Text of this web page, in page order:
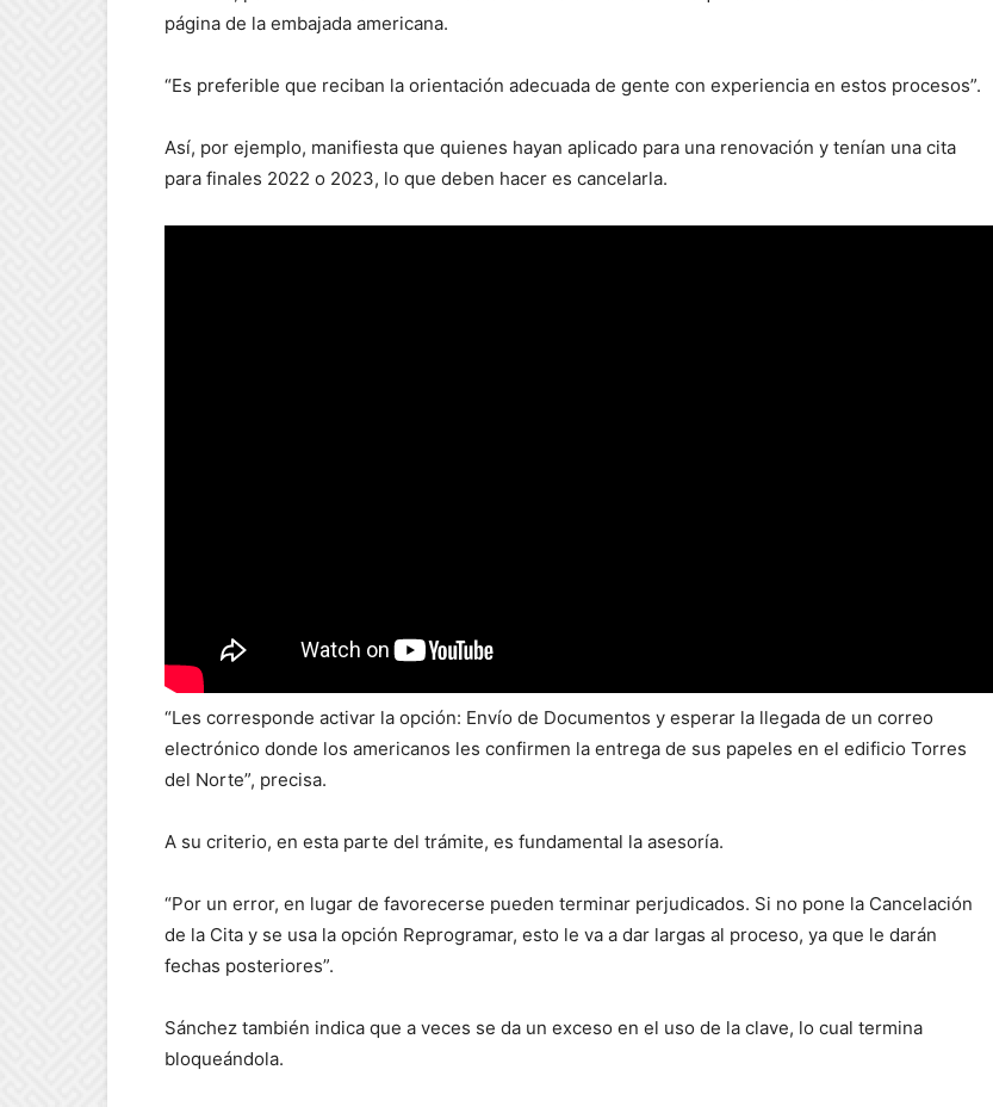
página de la embajada americana.
“Es preferible que reciban la orientación adecuada de gente con experiencia en estos procesos”.
Así, por ejemplo, manifiesta que quienes hayan aplicado para una renovación y tenían una cita
para finales 2022 o 2023, lo que deben hacer es cancelarla.
“Les corresponde activar la opción: Envío de Documentos y esperar la llegada de un correo
electrónico donde los americanos les confirmen la entrega de sus papeles en el edificio Torres
del Norte”, precisa.
A su criterio, en esta parte del trámite, es fundamental la asesoría.
“Por un error, en lugar de favorecerse pueden terminar perjudicados. Si no pone la Cancelación
de la Cita y se usa la opción Reprogramar, esto le va a dar largas al proceso, ya que le darán
fechas posteriores”.
Sánchez también indica que a veces se da un exceso en el uso de la clave, lo cual termina
bloqueándola.